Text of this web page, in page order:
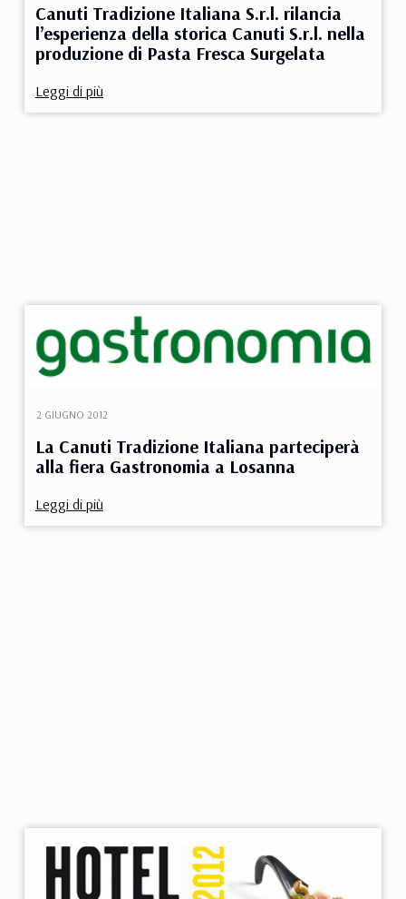
Canuti Tradizione Italiana S.r.l. rilancia
l’esperienza della storica Canuti S.r.l. nella
produzione di Pasta Fresca Surgelata
Leggi di più
La Canuti Tradizione Italiana parteciperà
alla fiera Gastronomia a Losanna
2 GIUGNO 2012
Leggi di più